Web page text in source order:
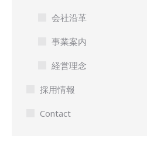
会社沿革
事業案内
経営理念
採用情報
Contact